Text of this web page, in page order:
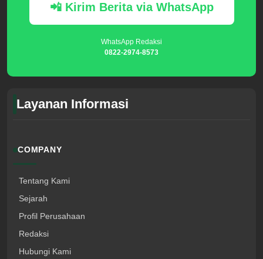
📲 Kirim Berita via WhatsApp
WhatsApp Redaksi
0822-2974-8573
Layanan Informasi
COMPANY
Tentang Kami
Sejarah
Profil Perusahaan
Redaksi
Hubungi Kami